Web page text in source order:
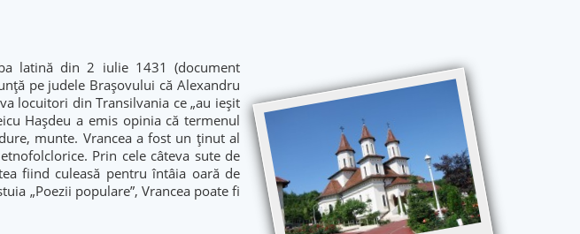
latină din 2 iulie 1431 (document
pe judele Braşovului că Alexandru
locuitori din Transilvania ce „au ieşit
Haşdeu a emis opinia că termenul
munte. Vrancea a fost un ţinut al
Prin cele câteva sute de
fiind culeasă pentru întâia oară de
„Poezii populare”, Vrancea poate fi